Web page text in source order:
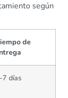
según
de
7 días